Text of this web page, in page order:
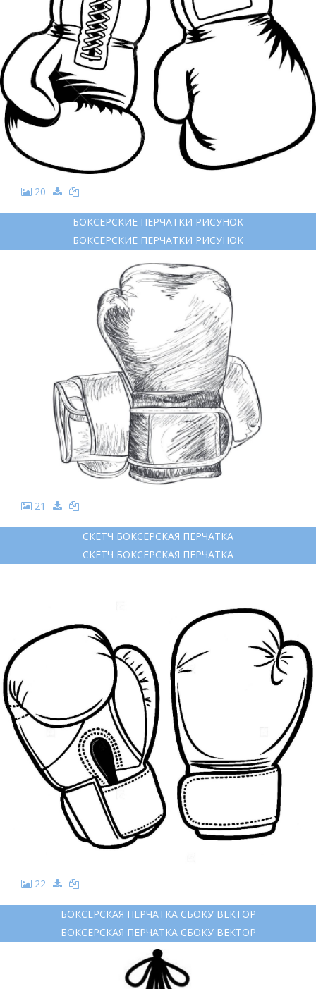
20
БОКСЕРСКИЕ ПЕРЧАТКИ РИСУНОК
БОКСЕРСКИЕ ПЕРЧАТКИ РИСУНОК
21
СКЕТЧ БОКСЕРСКАЯ ПЕРЧАТКА
СКЕТЧ БОКСЕРСКАЯ ПЕРЧАТКА
22
БОКСЕРСКАЯ ПЕРЧАТКА СБОКУ ВЕКТОР
БОКСЕРСКАЯ ПЕРЧАТКА СБОКУ ВЕКТОР